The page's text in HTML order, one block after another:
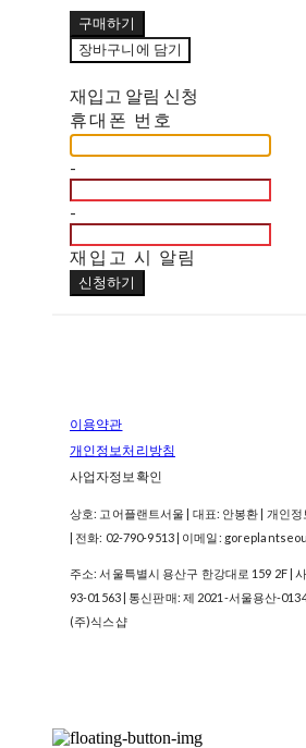
구매하기
장바구니에 담기
재입고 알림 신청
휴대폰 번호
-
-
재입고 시 알림
신청하기
이용약관
개인정보처리방침
사업자정보확인
상호: 고어플랜트서울 | 대표: 안봉환 | 개인
| 전화: 02-790-9513 | 이메일:
주소: 서울특별시 용산구 한강대로 159 2F |
93-01563| 통신판매: 제 2021-서울용산-
(주)식스샵